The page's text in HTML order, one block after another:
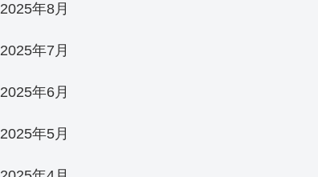
2025年8月
2025年7月
2025年6月
2025年5月